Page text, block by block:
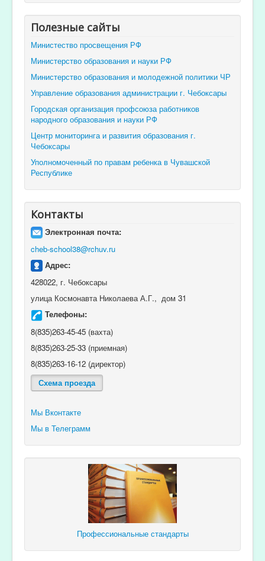
Полезные сайты
Министество просвещения РФ
Министерство образования и науки РФ
Министерство образования и молодежной политики ЧР
Управление образования администрации г. Чебоксары
Городская организация профсоюза работников
народного образования и науки РФ
Центр мониторинга и развития образования г.
Чебоксары
Уполномоченный по правам ребенка в Чувашской
Республике
Контакты
Электронная почта:
cheb-school38@rchuv.ru
Адрес:
428022, г. Чебоксары
улица Космонавта Николаева А.Г., дом 31
Телефоны:
8(835)263-45-45 (вахта)
8(835)263-25-33 (приемная)
8(835)263-16-12 (директор)
Схема проезда
Мы Вконтакте
Мы в Телеграмм
Профессиональные стандарты